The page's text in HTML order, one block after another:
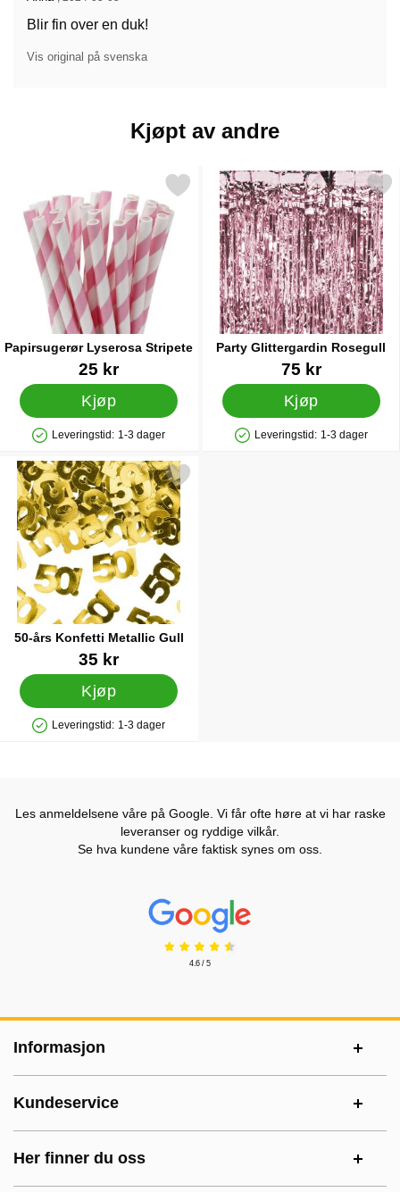
Blir fin over en duk!
Vis original på svenska
Kjøpt av andre
Papirsugerør Lyserosa Stripete
Varenummer 6160
25 kr
Kjøp
Produkttilgjengelighet: På lager
Leveringstid: 1-3 dager
Merk papirsugerør Lyserosa Stripete som favoritt
Party Glittergardin Rosegull
Varenummer 20486
75 kr
Kjøp
Produkttilgjengelighet: På lager
Leveringstid: 1-3 dager
Merk party Glittergardin
50-års Konfetti Metallic Gull
Varenummer 28641
35 kr
Kjøp
Produkttilgjengelighet: På lager
Leveringstid: 1-3 dager
Merk 50-års Konfetti Metallic Gull som favoritt
Les anmeldelsene våre på Google. Vi får ofte høre at vi har raske
leveranser og ryddige vilkår.
Se hva kundene våre faktisk synes om oss.
Prisjakt Vurdering: 4.6 Stjerne
4.6 / 5
Informasjon
Kundeservice
Her finner du oss